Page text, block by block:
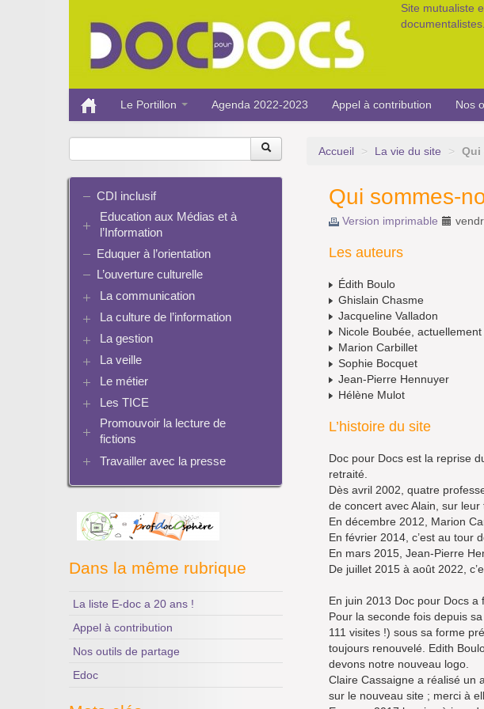
Site mutualiste
documentalistes.
Le Portillon Agenda 2022-2023 Appel à contribution Nos
Accueil > La vie du site > Qui
Qui sommes-
Version imprimable
Les auteurs
Édith Boulo
Ghislain Chasme
Jacqueline Valladon
Nicole Boubée,
Marion Carbillet
Sophie Bocquet
Jean-Pierre Hennuyer
Hélène Mulot
L’histoire du site
Doc pour Docs est la reprise
retraité.
Dès avril 2002, quatre
de concert avec Alain, sur
En décembre 2012, Marion
En février 2014, c’est au tour
En mars 2015, Jean-Pierre
De juillet 2015 à août 2022,
En juin 2013 Doc pour Docs a
Pour la seconde fois depuis
111 visites !) sous sa forme
toujours renouvelé. Edith
devons notre nouveau logo.
Claire Cassaigne a réalisé un
sur le nouveau site ; merci à
CDI inclusif
Education aux Médias et à
l’Information
EMI et translittératie
La culture de la participation
Identité / Présence numérique /
Traces
Informatique, algorithmes et
Enseigner Google
Réalité augmentée
Exemples de progressions en EMI
Ressources pour penser une
didactique
Eduquer à l’orientation
L’ouverture culturelle
La communication
Plaquettes de communication
Présence numérique du CDI
La culture de l’information
Ressources pour penser une
didactique
Le document de collecte
Progression info-documentaire
Evaluation de l’information et
bibliographie
La gestion
Les logiciels documentaires
Bcdi esidoc
La veille
Netvibes
Scoop.it
Le métier
Perspective historique
Pratiques
Les TICE
Archives Audiovisuel et Tice
Promouvoir la lecture de
fictions
Bibliographies
Travailler avec la presse
L’économie des médias
Dans la même rubrique
La liste E-doc a 20 ans !
Appel à contribution
Nos outils de partage
Edoc